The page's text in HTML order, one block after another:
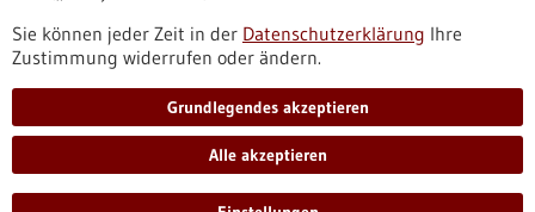
Informiert bleiben
Newsletter abonnieren
Sie können jeder Zeit in der Datenschutzerklärung Ihre
Zustimmung widerrufen oder ändern.
Grundlegendes akzeptieren
Alle akzeptieren